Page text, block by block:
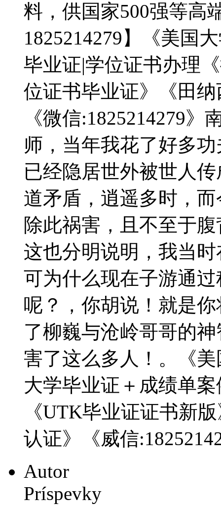
料，供国家500强等高
1825214279】《美国
毕业证|学位证书办理
位证书毕业证》《田
《微信:1825214279
师，当年我花了好多
已经隐居世外被世人
道矛盾，逍遥多时，
除此祸害，且不至于
这也分明说明，我当
可为什么现在子游通
呢？，你胡说！就是
了柳巍与沧岭哥哥的
害了这么多人！。《
大学毕业证＋成绩单案
《UTK毕业证证书新
认证》《威信
Autor
Príspevky